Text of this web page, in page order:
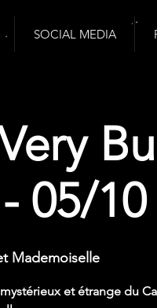
SOCIAL MEDIA
05/10
Mademoiselle
et étrange du